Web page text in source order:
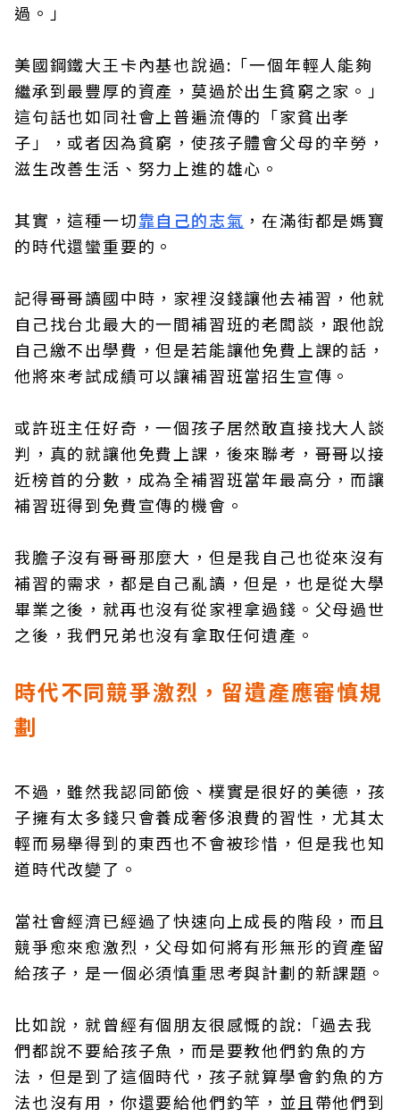
過。」
美國鋼鐵大王卡內基也說過:「一個年輕人能夠
繼承到最豐厚的資產，莫過於出生貧窮之家。」
這句話也如同社會上普遍流傳的「家貧出孝
子」，或者因為貧窮，使孩子體會父母的辛勞，
滋生改善生活、努力上進的雄心。
其實，這種一切靠自己的志氣 ，在滿街都是媽寶
的時代還蠻重要的。
記得哥哥讀國中時，家裡沒錢讓他去補習，他就
自己找台北最大的一間補習班的老闆談，跟他說
自己繳不出學費，但是若能讓他免費上課的話，
他將來考試成績可以讓補習班當招生宣傳。
或許班主任好奇，一個孩子居然敢直接找大人談
判，真的就讓他免費上課，後來聯考，哥哥以接
近榜首的分數，成為全補習班當年最高分，而讓
補習班得到免費宣傳的機會。
我膽子沒有哥哥那麼大，但是我自己也從來沒有
補習的需求，都是自己亂讀，但是，也是從大學
畢業之後，就再也沒有從家裡拿過錢。父母過世
之後，我們兄弟也沒有拿取任何遺產。
時代不同競爭激烈，留遺產應審慎規
劃
不過，雖然我認同節儉、樸實是很好的美德，孩
子擁有太多錢只會養成奢侈浪費的習性，尤其太
輕而易舉得到的東西也不會被珍惜，但是我也知
道時代改變了。
當社會經濟已經過了快速向上成長的階段，而且
競爭愈來愈激烈，父母如何將有形無形的資產留
給孩子，是一個必須慎重思考與計劃的新課題。
比如說，就曾經有個朋友很感慨的說:「過去我
們都說不要給孩子魚，而是要教他們釣魚的方
法，但是到了這個時代，孩子就算學會釣魚的方
法也沒有用，你還要給他們釣竿，並且帶他們到